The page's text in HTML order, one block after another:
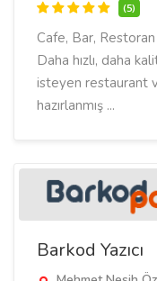
(5)
Cafe, Bar,
Daha hızlı, daha
isteyen restaurant
hazırlanmış ...
Barkod Yazıcı